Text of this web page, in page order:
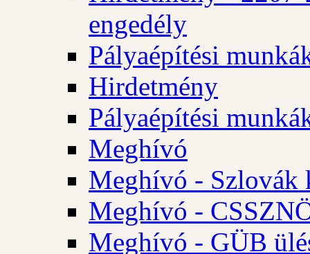
engedély
Pályaépítési
Hirdetmény
Pályaépítési
Meghívó
Meghívó - Szlovák
Meghívó -
Meghívó - GÜB